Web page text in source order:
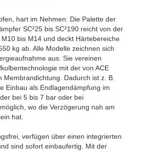
hart im Nehmen: Die Palette der
SC²25 bis SC²190 reicht von der
bis M14 und deckt Härtebereiche
kg ab. Alle Modelle zeichnen sich
aus. Sie vereinen
mit der von ACE
Membrandichtung. Dadurch ist z. B.
Einbau als Endlagendämpfung im
bei 5 bis 7 bar oder bei
wo die Verzögerung nah am
hat.
verfügen über einen integrierten
sind sofort einbaufertig. Mit der